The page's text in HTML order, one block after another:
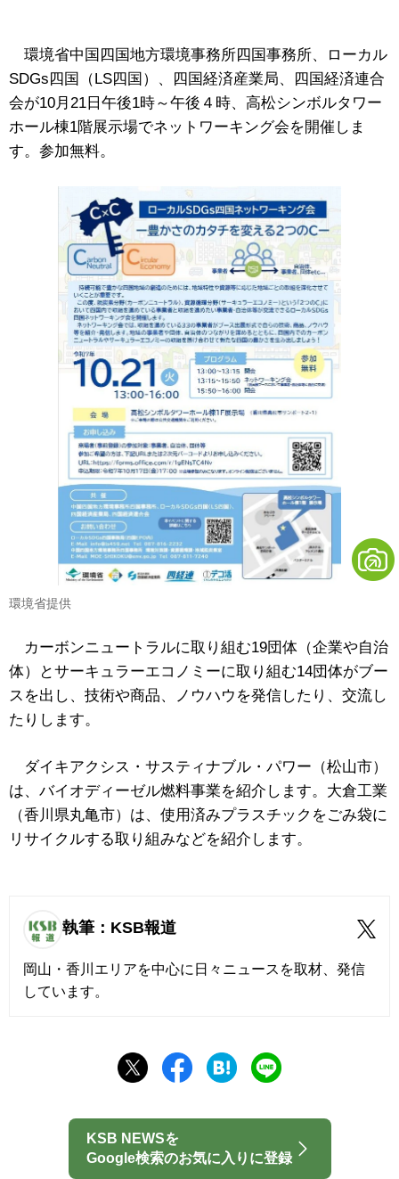
環境省中国四国地方環境事務所四国事務所、ローカル
SDGs四国（LS四国）、四国経済産業局、四国経済連合
会が10月21日午後1時～午後４時、高松シンボルタワー
ホール棟1階展示場でネットワーキング会を開催しま
す。参加無料。
環境省提供
カーボンニュートラルに取り組む19団体（企業や自治
体）とサーキュラーエコノミーに取り組む14団体がブー
スを出し、技術や商品、ノウハウを発信したり、交流し
たりします。
ダイキアクシス・サスティナブル・パワー（松山市）
は、バイオディーゼル燃料事業を紹介します。大倉工業
（香川県丸亀市）は、使用済みプラスチックをごみ袋に
リサイクルする取り組みなどを紹介します。
執筆：KSB報道
岡山・香川エリアを中心に日々ニュースを取材、発信
しています。
KSB NEWSを
Google検索のお気に入りに登録